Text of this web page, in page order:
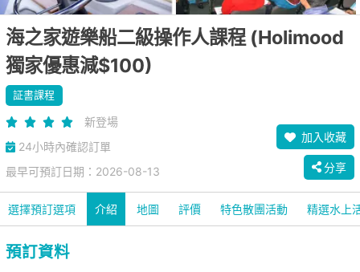
海之家遊樂船二級操作人課程 (Holimood
獨家優惠減$100)
証書課程
新登場
24小時內確認訂單
最早可預訂日期：2026-08-13
加入收藏
分享
選擇預訂選項 介紹 地圖 評價 特色散團活動 精選水上
預訂資料